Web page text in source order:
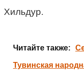
Хильдур.
Читайте также:
Тувинская